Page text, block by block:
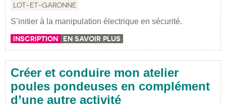
LOT-ET-GARONNE
S’initier à la manipulation électrique en sécurité.
INSCRIPTION EN SAVOIR PLUS
Créer et conduire mon atelier
poules pondeuses en complément
d’une autre activité